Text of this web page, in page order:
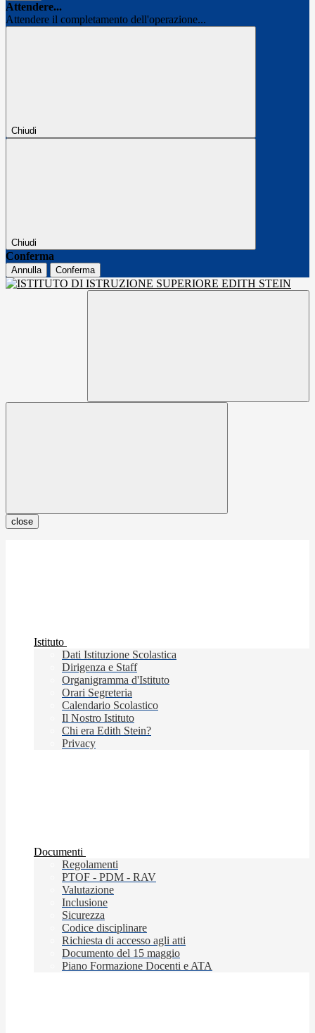
Attendere...
Attendere il completamento dell'operazione...
Chiudi
Chiudi
Conferma
Annulla Conferma
close
Istituto
Dati Istituzione Scolastica
Dirigenza e Staff
Organigramma d'Istituto
Orari Segreteria
Calendario Scolastico
Il Nostro Istituto
Chi era Edith Stein?
Privacy
Documenti
Regolamenti
PTOF - PDM - RAV
Valutazione
Inclusione
Sicurezza
Codice disciplinare
Richiesta di accesso agli atti
Documento del 15 maggio
Piano Formazione Docenti e ATA